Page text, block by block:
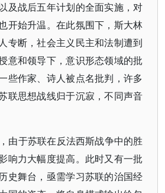
及战后五年计划的全面实施，对
开始升温。在此氛围下，斯大林
专断，社会主义民主和法制遭到
意和领导下，意识形态领域的批
些作家、诗人被点名批判，许多
联思想战线归于沉寂，不同声音
由于苏联在反法西斯战争中的胜
响力大幅度提高。此时又有一批
史舞台，亟需学习苏联的治国经